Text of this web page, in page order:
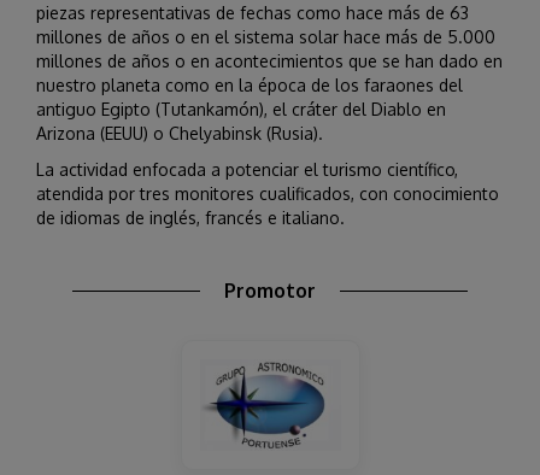
piezas representativas de fechas como hace más de 63
millones de años o en el sistema solar hace más de 5.000
millones de años o en acontecimientos que se han dado en
nuestro planeta como en la época de los faraones del
antiguo Egipto (Tutankamón), el cráter del Diablo en
Arizona (EEUU) o Chelyabinsk (Rusia).
La actividad enfocada a potenciar el turismo científico,
atendida por tres monitores cualificados, con conocimiento
de idiomas de inglés, francés e italiano.
Promotor